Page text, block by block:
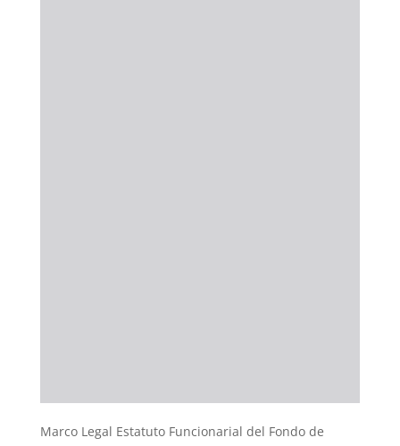
Marco Legal Estatuto Funcionarial del Fondo de